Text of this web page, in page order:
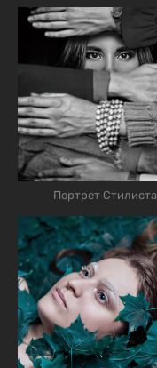
Портрет Стилиста